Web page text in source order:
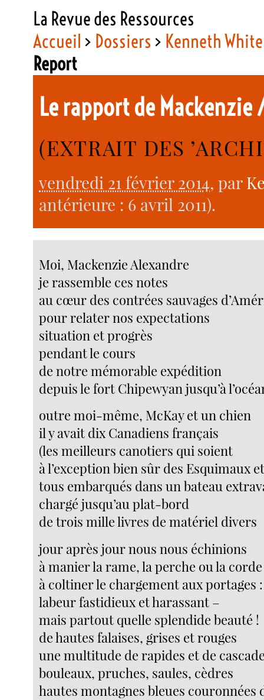
La Revue des Ressources
Accueil > Dossiers > Kenneth White
Report
Le rapport de
(EXTRAIT DES
vendredi 21 février 2014, par
antérieure : 6 avril 2011).
Moi, Mackenzie Alexandre
je rassemble ces notes
au cœur des contrées sauvages
pour relater nos expectations
situation et progrès
pendant le cours
de notre mémorable expédition
depuis le fort Chipewyan jusqu’à
outre moi-même, McKay et un chien
il y avait dix Canadiens français
(les meilleurs canotiers qui soient
à l’exception bien sûr des Esquimaux
tous embarqués dans un bateau
chargé jusqu’au plat-bord
de trois mille livres de matériel divers
jour après jour nous nous échinions
à manier la rame, la perche ou la corde
à coltiner le chargement aux portages :
labeur fastidieux et harassant –
mais partout quelle splendide beauté !
de hautes falaises, grises et rouges
une multitude de rapides et de
bouleaux, pruches, saules, cèdres
hautes montagnes bleues couronnées